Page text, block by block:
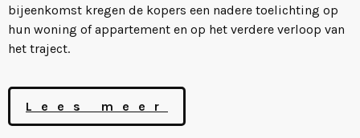
bijeenkomst kregen de kopers een nadere toelichting op
hun woning of appartement en op het verdere verloop van
het traject.
Lees meer